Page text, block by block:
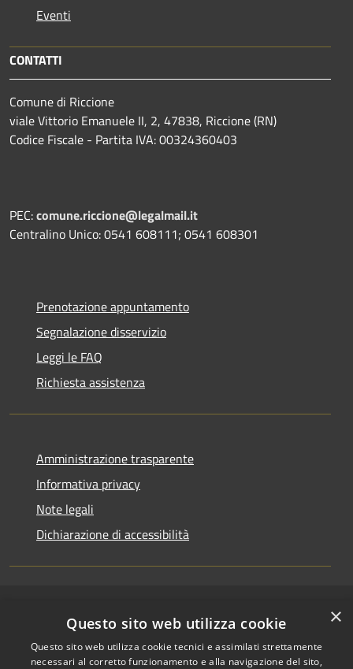
Eventi
CONTATTI
Comune di Riccione
viale Vittorio Emanuele II, 2, 47838, Riccione (RN)
Codice Fiscale - Partita IVA: 00324360403
PEC:comune.riccione@legalmail.it
Centralino Unico: 0541 608111; 0541 608301
Prenotazione appuntamento
Segnalazione disservizio
Leggi le FAQ
Richiesta assistenza
Amministrazione trasparente
Informativa privacy
Note legali
Dichiarazione di accessibilità
Accessibilità
Privacy
Copyright © 2026 • Comune di
Riccione • Powered by
Municipium•Accesso
×
Questo sito web utilizza cookie
Questo sito web utilizza cookie tecnici e assimilati strettamente
necessari al corretto funzionamento e alla navigazione del sito,